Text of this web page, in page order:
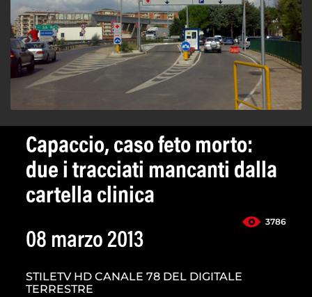
Capaccio, caso feto morto:
due i tracciati mancanti dalla
cartella clinica
3786
08 marzo 2013
STILETV HD CANALE 78 DEL DIGITALE
TERRESTRE